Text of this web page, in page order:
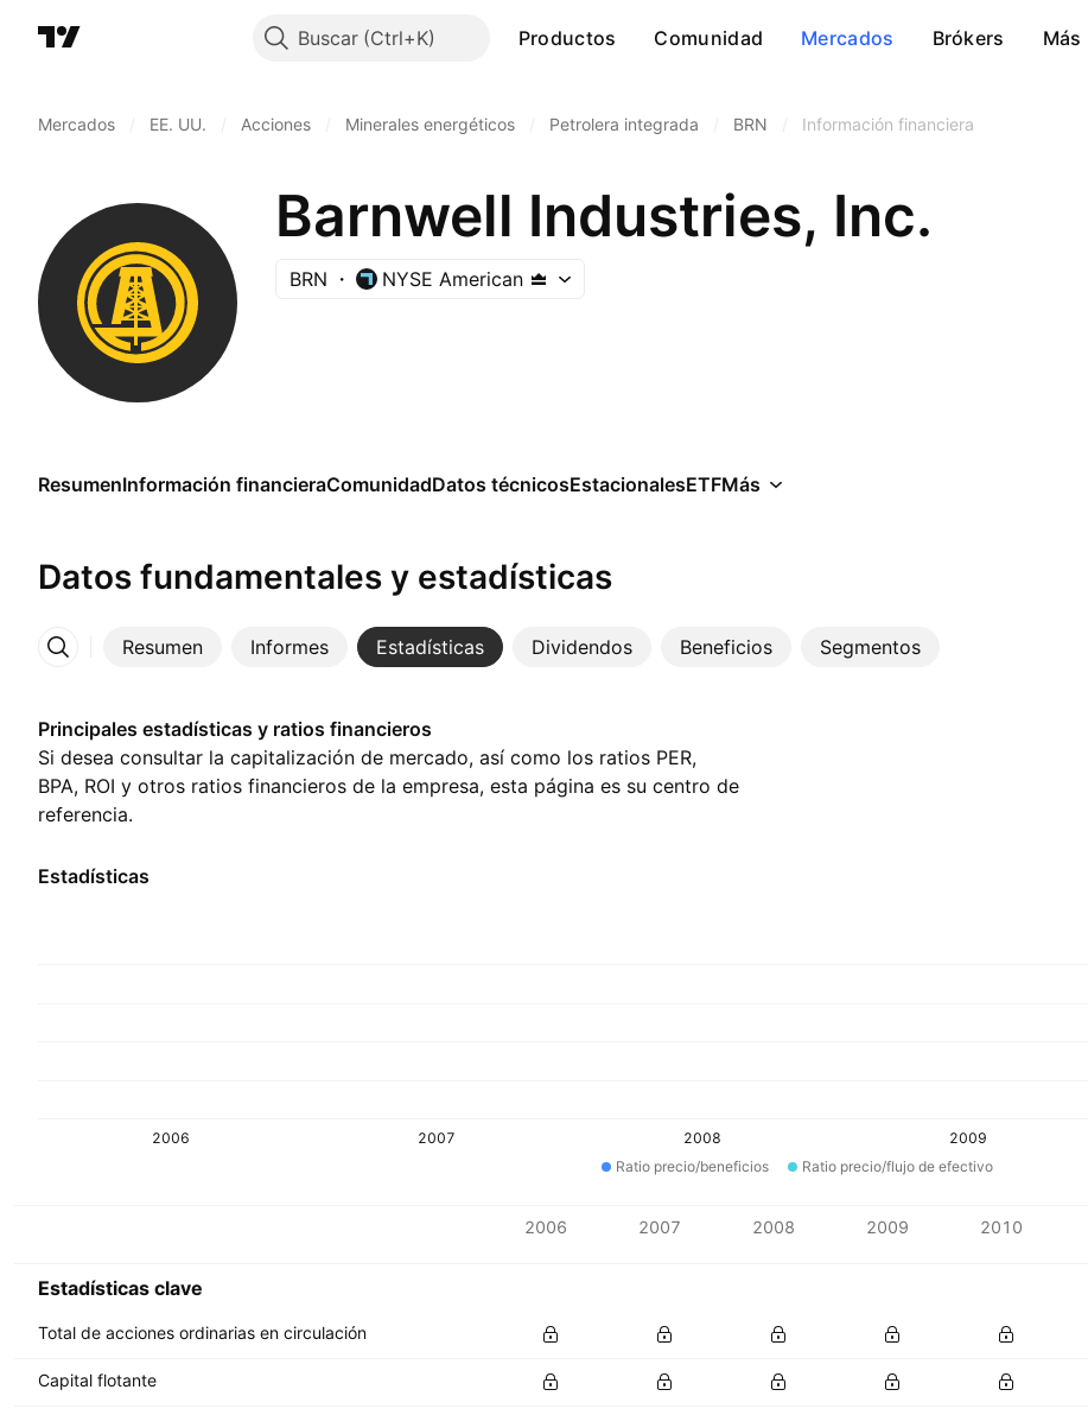
Buscar Productos Comunidad Mercados Brókers Más
Mercados EE. UU. Acciones Minerales energéticos Petrolera integrada BRN Información financiera
Barnwell Industries, Inc.
BRN NYSE American
ResumenInformación financieraComunidadDatos técnicosEstacionalesETFMás
Datos fundamentales y estadísticas
Resumen Informes Estadísticas Dividendos Beneficios Segmentos
Más
Principales estadísticas y ratios financieros
Si desea consultar la capitalización de mercado, así como los ratios PER,
BPA, ROI y otros ratios financieros de la empresa, esta página es su centro de
referencia.
Estadísticas
2006 2007 2008 2009
Ratio precio/beneficios
Ratio precio/flujo de efectivo
2006 2007 2008 2009 2010
Estadísticas clave
Total de acciones ordinarias en circulación
Capital flotante